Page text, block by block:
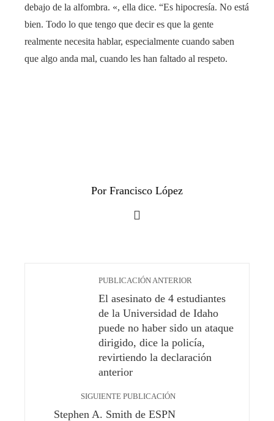
debajo de la alfombra. «, ella dice. “Es hipocresía. No está
bien. Todo lo que tengo que decir es que la gente
realmente necesita hablar, especialmente cuando saben
que algo anda mal, cuando les han faltado al respeto.
Por Francisco López
PUBLICACIÓN ANTERIOR
El asesinato de 4 estudiantes
de la Universidad de Idaho
puede no haber sido un ataque
dirigido, dice la policía,
revirtiendo la declaración
anterior
SIGUIENTE PUBLICACIÓN
Stephen A. Smith de ESPN